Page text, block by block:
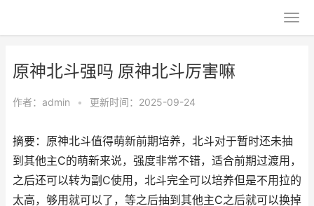
原神北斗强吗 原神北斗厉害嘛
作者： admin • 更新时间：2025-09-24
摘要：原神北斗值得萌新前期培养，北斗对于暂时还未抽
到其他主C的萌新来说，强度非常不错，适合前期过渡用，
之后还可以转为副C使用，北斗完全可以培养但是不用拉的
太高，够用就可以了，等之后抽到其他主C之后就可以换掉